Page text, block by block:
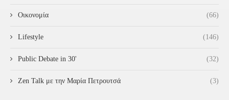
Οικονομία (66)
Lifestyle (146)
Public Debate in 30' (32)
Zen Talk με την Μαρία Πετρουτσά (3)